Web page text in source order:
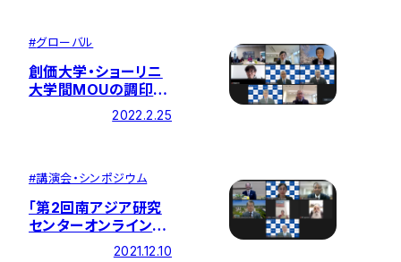
#グローバル
創価大学・ショーリニ
大学間MOUの調印記
念イベントを開催2022.2.25
#講演会・シンポジウム
「第2回南アジア研究
センターオンライン国
際会議」が開催されま
2021.12.10